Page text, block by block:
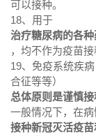
可以接种。
18、用于
治疗糖尿病的各种
，均不作为疫苗接
19、免疫系统疾
合征等等）
总体原则是谨慎接
一般情况下，在
接种新冠灭活疫苗